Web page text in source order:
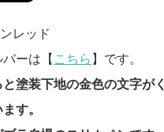
レッド
ーは【 こちら 】です。
塗装下地の金色の文字が
す。